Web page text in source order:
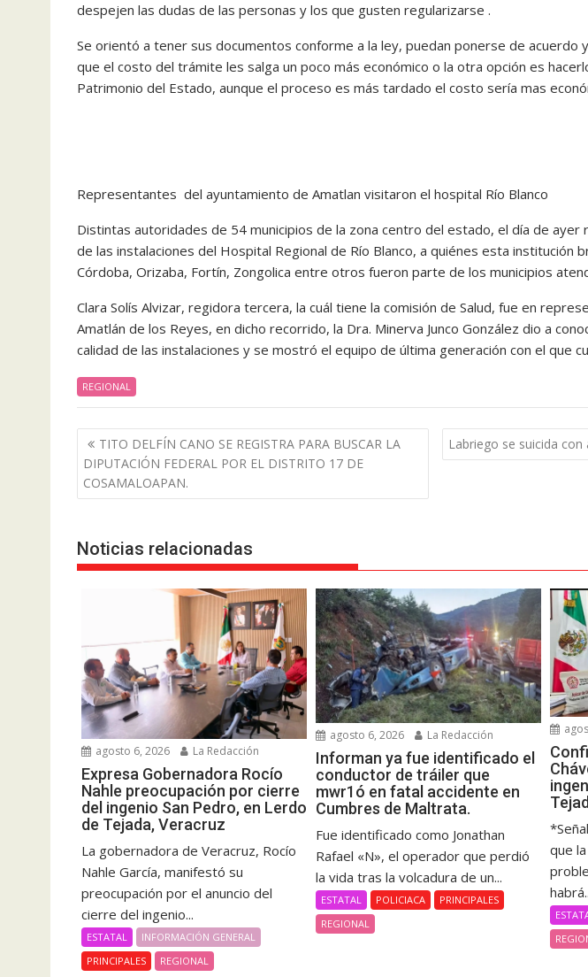
despejen las dudas de las personas y los que gusten regularizarse .
Se orientó a tener sus documentos conforme a la ley, puedan ponerse de acuerdo
que el costo del trámite les salga un poco más económico o la otra opción es
Patrimonio del Estado, aunque el proceso es más tardado el costo sería mas
Representantes del ayuntamiento de Amatlan visitaron el hospital Río Blanco
Distintas autoridades de 54 municipios de la zona centro del estado, el día de
de las instalaciones del Hospital Regional de Río Blanco, a quiénes esta institución
Córdoba, Orizaba, Fortín, Zongolica entre otros fueron parte de los municipios
Clara Solís Alvizar, regidora tercera, la cuál tiene la comisión de Salud, fue en
Amatlán de los Reyes, en dicho recorrido, la Dra. Minerva Junco González dio a
calidad de las instalaciones y se mostró el equipo de última generación con el que
REGIONAL
Navegación
de
entradas
TITO DELFÍN CANO SE REGISTRA PARA BUSCAR LA
DIPUTACIÓN FEDERAL POR EL DISTRITO 17 DE
COSAMALOAPAN.
Labriego se suicida
Noticias relacionadas
agosto 6, 2026 La Redacción
Expresa Gobernadora Rocío
Nahle preocupación por cierre
del ingenio San Pedro, en Lerdo
de Tejada, Veracruz
La gobernadora de Veracruz, Rocío
Nahle García, manifestó su
preocupación por el anuncio del
cierre del ingenio...
ESTATAL
INFORMACIÓN GENERAL
PRINCIPALES
REGIONAL
agosto 6, 2026 La Redacción
Informan ya fue identificado el
conductor de tráiler que
mwr1ó en fatal accidente en
Cumbres de Maltrata.
Fue identificado como Jonathan
Rafael «N», el operador que perdió
la vida tras la volcadura de un...
ESTATAL POLICIACA
PRINCIPALES
REGIONAL
que